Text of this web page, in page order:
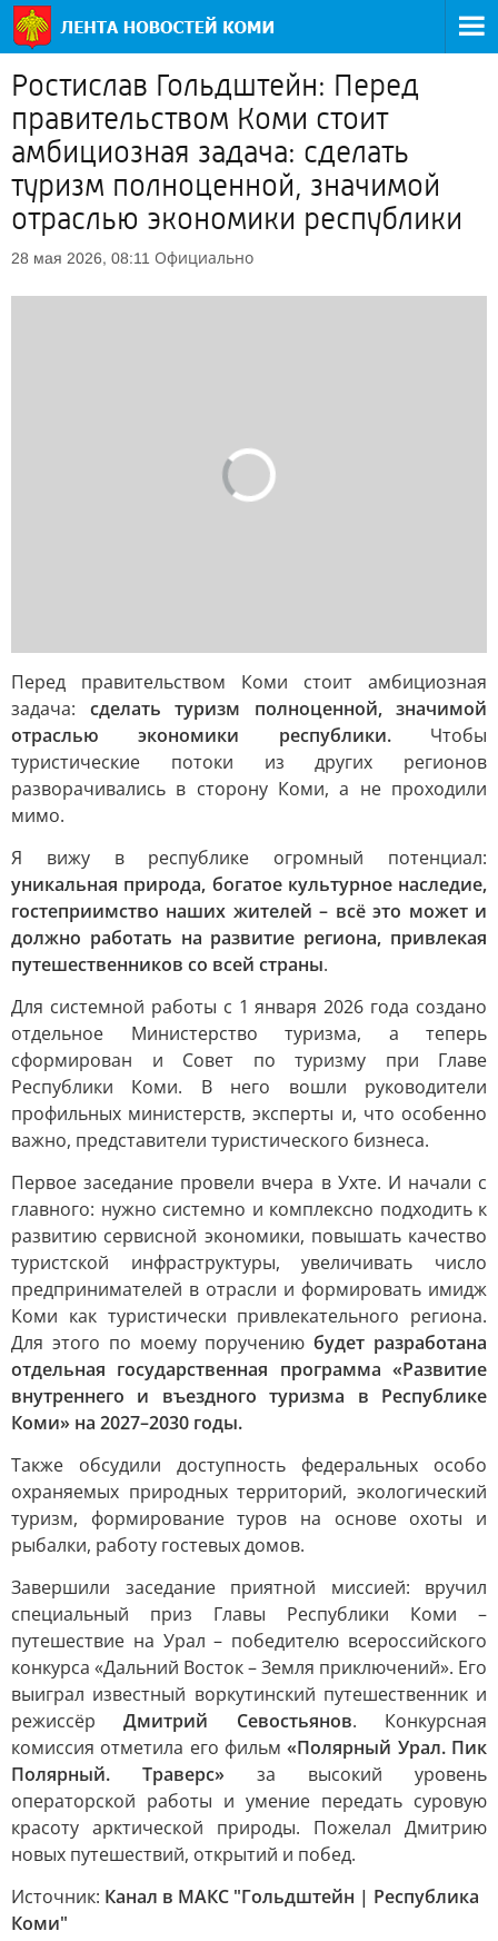
Ростислав Гольдштейн: Перед
правительством Коми стоит
амбициозная задача: сделать
туризм полноценной, значимой
отраслью экономики республики
28 мая 2026, 08:11 Официально
Перед правительством Коми стоит амбициозная
задача: сделать туризм полноценной, значимой
отраслью экономики республики.Чтобы
туристические потоки из других регионов
разворачивались в сторону Коми, а не проходили
мимо.
Я вижу в республике огромный потенциал:
уникальная природа, богатое культурное наследие,
гостеприимство наших жителей – всё это может и
должно работать на развитие региона, привлекая
путешественников со всей страны.
Для системной работы с 1 января 2026 года создано
отдельное Министерство туризма, а теперь
сформирован и Совет по туризму при Главе
Республики Коми. В него вошли руководители
профильных министерств, эксперты и, что особенно
важно, представители туристического бизнеса.
Первое заседание провели вчера в Ухте. И начали с
главного: нужно системно и комплексно подходить к
развитию сервисной экономики, повышать качество
туристской инфраструктуры, увеличивать число
предпринимателей в отрасли и формировать имидж
Коми как туристически привлекательного региона.
Для этого по моему поручениюбудет разработана
отдельная государственная программа «Развитие
внутреннего и въездного туризма в Республике
Коми» на 2027–2030 годы.
Также обсудили доступность федеральных особо
охраняемых природных территорий, экологический
туризм, формирование туров на основе охоты и
рыбалки, работу гостевых домов.
Завершили заседание приятной миссией: вручил
специальный приз Главы Республики Коми –
путешествие на Урал – победителю всероссийского
конкурса «Дальний Восток – Земля приключений». Его
выиграл известный воркутинский путешественник и
режиссёрДмитрий Севостьянов. Конкурсная
комиссия отметила его фильм«Полярный Урал. Пик
Полярный. Траверс» за высокий уровень
операторской работы и умение передать суровую
красоту арктической природы. Пожелал Дмитрию
новых путешествий, открытий и побед.
Источник: Канал в МАКС "Гольдштейн | Республика
Коми"